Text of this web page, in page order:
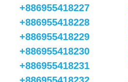
+886955418227
+886955418228
+886955418229
+886955418230
+886955418231